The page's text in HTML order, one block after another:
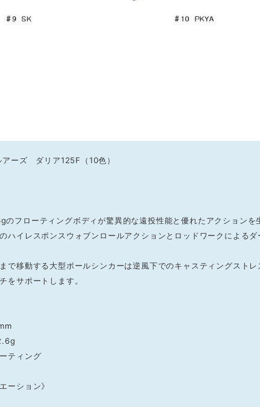
アーズ ダリア125F（10色）
フローティングボディが驚異的な遠投性能と優れたアクションを
ハイレスポンスウォブンロールアクションとロッドワークによる
で移動する大型ボールシンカーは逆風下でのキャスティングスト
をサポートします。
ティング
ーション》